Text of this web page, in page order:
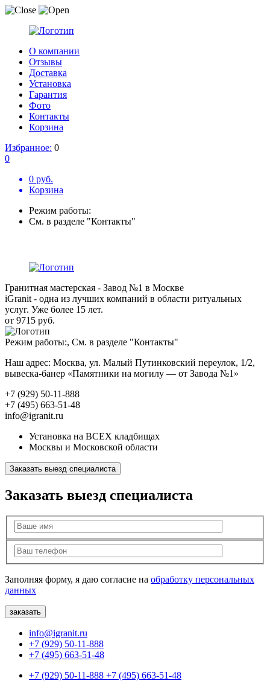
О компании
Отзывы
Доставка
Установка
Гарантия
Фото
Контакты
Корзина
Избранное: 0
0
0 руб.
Корзина
Режим работы:
См. в разделе "Контакты"
Гранитная мастерская - Завод №1 в Москве
iGranit - одна из лучших компаний в области ритуальных
услуг. Уже более 15 лет.
от 9715 руб.
Режим работы:, См. в разделе "Контакты"
Наш адрес: Москва, ул. Малый Путинковский переулок, 1/2,
вывеска-банер «Памятники на могилу — от Завода №1»
+7 (929) 50-11-888
+7 (495) 663-51-48
info@igranit.ru
Установка на ВСЕХ кладбищах
Москвы и Московской области
Заказать выезд специалиста
Заказать выезд специалиста
Заполняя форму, я даю согласие на обработку персональных
данных
info@igranit.ru
+7 (929) 50-11-888
+7 (495) 663-51-48
+7 (929) 50-11-888 +7 (495) 663-51-48